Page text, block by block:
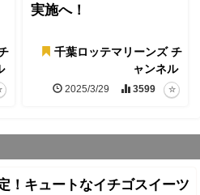
実施へ！
千葉ロッテマリーンズ チ
ャンネル
2025/3/29 3599
！キュートなイチゴスイーツ